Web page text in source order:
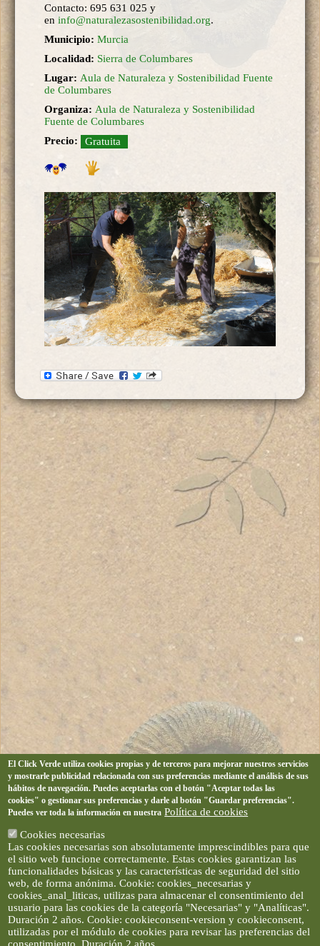
Contacto: 695 631 025 y
en info@naturalezasostenibilidad.org.
Municipio: Murcia
Localidad: Sierra de Columbares
Lugar: Aula de Naturaleza y Sostenibilidad Fuente
de Columbares
Organiza: Aula de Naturaleza y Sostenibilidad
Fuente de Columbares
Precio:
Gratuita
El Click Verde utiliza cookies propias y de terceros para mejorar nuestros servicios
y mostrarle publicidad relacionada con sus preferencias mediante el análisis de sus
hábitos de navegación. Puedes aceptarlas con el botón "Aceptar todas las
cookies" o gestionar sus preferencias y darle al botón "Guardar preferencias".
Puedes ver toda la información en nuestra Política de cookies
Cookies necesarias
Las cookies necesarias son absolutamente imprescindibles para que
el sitio web funcione correctamente. Estas cookies garantizan las
funcionalidades básicas y las características de seguridad del sitio
web, de forma anónima. Cookie: cookies_necesarias y
cookies_anal_liticas, utilizas para almacenar el consentimiento del
usuario para las cookies de la categoría "Necesarias" y "Analíticas".
Duración 2 años. Cookie: cookieconsent-version y cookieconsent,
utilizadas por el módulo de cookies para revisar las preferencias del